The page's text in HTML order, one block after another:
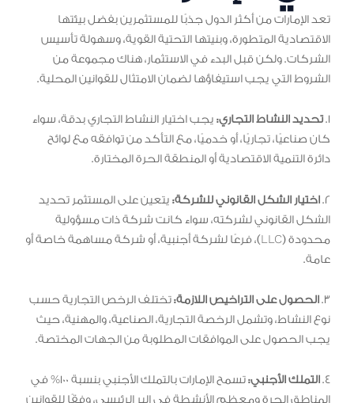
تعد الإمارات من أكثر الدول جذبًا للمستثمرين بفضل بيئتها
الاقتصادية المتطورة، وبنيتها التحتية القوية، وسهولة تأسيس
الشركات. ولكن قبل البدء في الاستثمار، هناك مجموعة من
الشروط التي يجب استيفاؤها لضمان الامتثال للقوانين المحلية.
1. تحديد النشاط التجاري: يجب اختيار النشاط التجاري بدقة، سواء
كان صناعيًا، تجاريًا، أو خدميًا، مع التأكد من توافقه مع لوائح
دائرة التنمية الاقتصادية أو المنطقة الحرة المختارة.
2. اختيار الشكل القانوني للشركة: يتعين على المستثمر تحديد
الشكل القانوني لشركته، سواء كانت شركة ذات مسؤولية
محدودة (LLC)، فرعًا لشركة أجنبية، أو شركة مساهمة خاصة أو
عامة.
3. الحصول على التراخيص اللازمة:تختلف الرخص التجارية حسب
نوع النشاط، وتشمل الرخصة التجارية، الصناعية، والمهنية، حيث
يجب الحصول على الموافقات المطلوبة من الجهات المختصة.
4. التملك الأجنبي:
تسمح الإمارات بالتملك الأجنبي بنسبة 100% في
المناطق الحرة ومعظم الأنشطة في البر الرئيسي، وفقًا للقوانين